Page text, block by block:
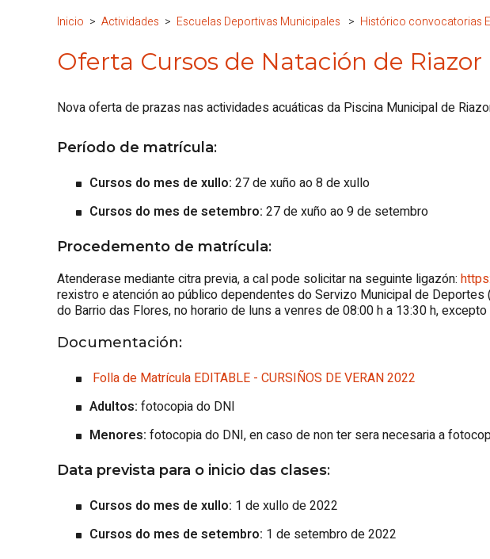
Inicio Actividades Escuelas Deportivas Municipales Histórico convocatorias
Oferta Cursos de Natación de Riazor
Nova oferta de prazas nas actividades acuáticas da Piscina Municipal de
Período de matrícula:
Cursos do mes de xullo: 27 de xuño ao 8 de xullo
Cursos do mes de setembro: 27 de xuño ao 9 de setembro
Procedemento de matrícula:
Atenderase mediante citra previa, a cal pode solicitar na seguinte ligazón:
rexistro e atención ao público dependentes do Servizo Municipal de
do Barrio das Flores, no horario de luns a venres de 08:00 h a 13:30 h,
Documentación:
Folla de Matrícula EDITABLE - CURSIÑOS DE VERAN 2022
Adultos: fotocopia do DNI
Menores: fotocopia do DNI, en caso de non ter sera necesaria a
Data prevista para o inicio das clases:
Cursos do mes de xullo: 1 de xullo de 2022
Cursos do mes de setembro: 1 de setembro de 2022